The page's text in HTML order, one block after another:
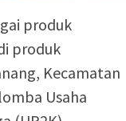
produk
produk
Kecamatan
Usaha